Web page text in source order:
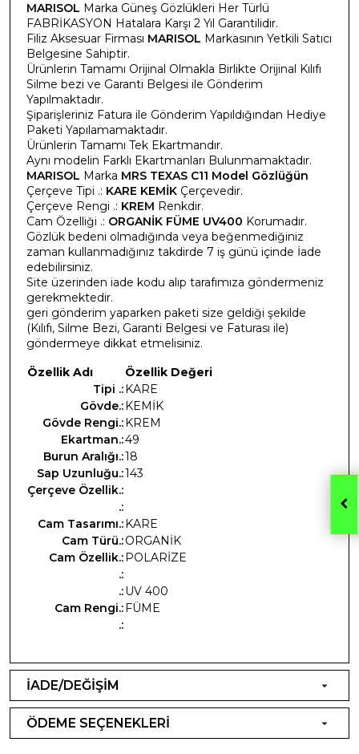
MARISOL Marka Güneş Gözlükleri Her Türlü
FABRİKASYON Hatalara Karşı 2 Yıl Garantilidir.
Filiz Aksesuar Firması MARISOL Markasının Yetkili Satıcı
Belgesine Sahiptir.
Ürünlerin Tamamı Orijinal Olmakla Birlikte Orijinal Kılıfı
Silme bezi ve Garanti Belgesi ile Gönderim
Yapılmaktadır.
Şiparişleriniz Fatura ile Gönderim Yapıldığından Hediye
Paketi Yapılamamaktadır.
Ürünlerin Tamamı Tek Ekartmandır.
Aynı modelin Farklı Ekartmanları Bulunmamaktadır.
MARISOL Marka MRS TEXAS C11 Model Gözlüğün
Çerçeve Tipi .: KARE KEMİK Çerçevedir.
Çerçeve Rengi .: KREM Renkdir.
Cam Özelliği .: ORGANİK FÜME UV400 Korumadır.
Gözlük bedeni olmadığında veya beğenmediğiniz
zaman kullanmadığınız takdirde 7 iş günü içinde İade
edebilirsiniz.
Site üzerinden iade kodu alıp tarafımıza göndermeniz
gerekmektedir.
geri gönderim yaparken paketi size geldiği şekilde
(Kılıfı, Silme Bezi, Garanti Belgesi ve Faturası ile)
göndermeye dikkat etmelisiniz.
Özellik Adı
Özellik Değeri
Tipi .:KARE
Gövde.:KEMİK
Gövde Rengi.:KREM
Ekartman.:49
Burun Aralığı.:18
Sap Uzunluğu.:143
Çerçeve Özellik.:
.:
Cam Tasarımı.:KARE
Cam Türü.:ORGANİK
Cam Özellik.:POLARİZE
.:
.:UV 400
Cam Rengi.:FÜME
.:
İADE/DEĞİŞİM
ÖDEME SEÇENEKLERİ